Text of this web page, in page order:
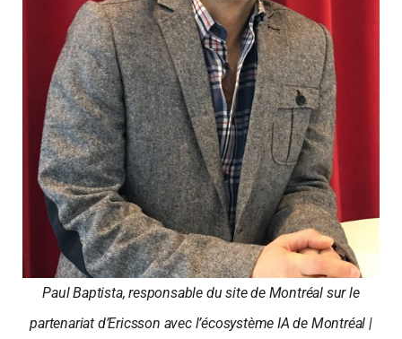
Paul Baptista, responsable du site de Montréal sur le
partenariat d’Ericsson avec l’écosystème IA de Montréal |